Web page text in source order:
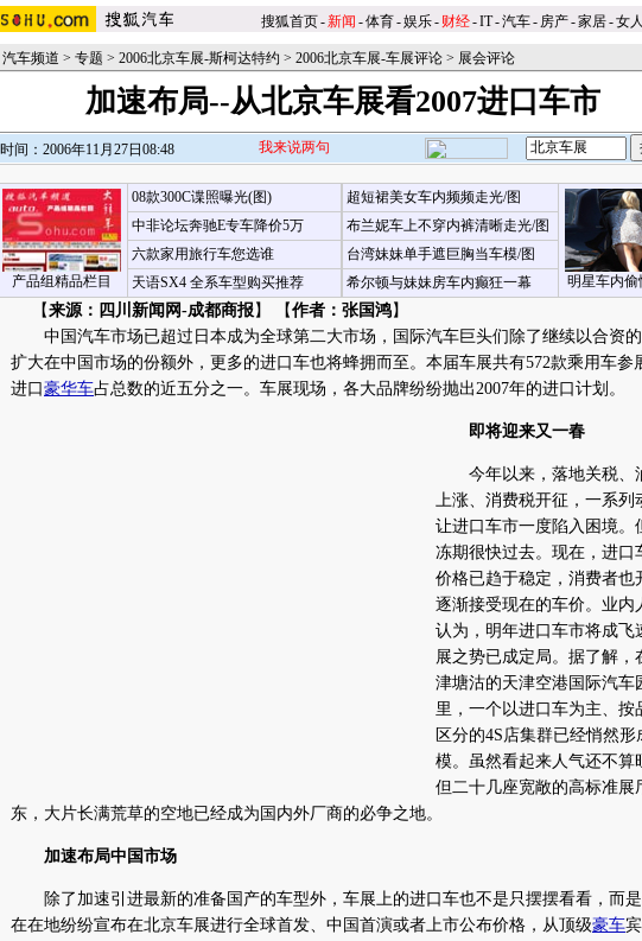
搜狐首页-新闻 -体育-娱乐- 财经-IT-汽车- 房产-家居-女人
汽车频道 > 专题 > 2006北京车展-斯柯达特约 > 2006北京车展-车展评论 > 展会评论
加速布局--从北京车展看2007进口车市
时间：2006年11月27日08:48 我来说两句
产品组精品栏目
08款300C谍照曝光(图)
中非论坛奔驰E专车降价5万
六款家用旅行车您选谁
天语SX4 全系车型购买推荐
超短裙美女车内频频走光/图
明星车内偷
布兰妮车上不穿内裤清晰走光/图
台湾妹妹单手遮巨胸当车模/图
希尔顿与妹妹房车内癫狂一幕
【来源：四川新闻网-成都商报】 【作者：张国鸿】
中国汽车市场已超过日本成为全球第二大市场，国际汽车巨头们除了继续以合资
扩大在中国市场的份额外，更多的进口车也将蜂拥而至。本届车展共有572款乘用车参
进口 豪华车占总数的近五分之一。车展现场，各大品牌纷纷抛出2007年的进口计划。
即将迎来又一春
今年以来，落地关税、
上涨、消费税开征，一系列
让进口车市一度陷入困境。
冻期很快过去。现在，进口
价格已趋于稳定，消费者也
逐渐接受现在的车价。业内
认为，明年进口车市将成飞
展之势已成定局。据了解，
津塘沽的天津空港国际汽车
里，一个以进口车为主、按
区分的4S店集群已经悄然形
模。虽然看起来人气还不算
但二十几座宽敞的高标准展
东，大片长满荒草的空地已经成为国内外厂商的必争之地。
加速布局中国市场
除了加速引进最新的准备国产的车型外，车展上的进口车也不是只摆摆看看，而
在在地纷纷宣布在北京车展进行全球首发、中国首演或者上市公布价格，从顶级豪车宾